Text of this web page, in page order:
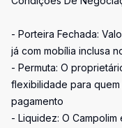
- Porteira Fechada:
já com mobília inclusa
- Permuta: O
flexibilidade para
pagamento
- Liquidez: O